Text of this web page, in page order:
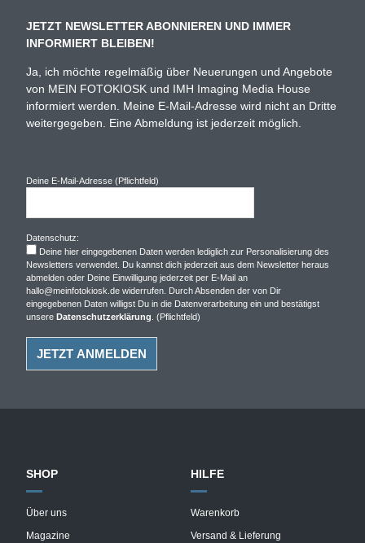
JETZT NEWSLETTER ABONNIEREN UND IMMER
INFORMIERT BLEIBEN!
Ja, ich möchte regelmäßig über Neuerungen und Angebote
von MEIN FOTOKIOSK und IMH Imaging Media House
informiert werden. Meine E-Mail-Adresse wird nicht an Dritte
weitergegeben. Eine Abmeldung ist jederzeit möglich.
Deine E-Mail-Adresse (Pflichtfeld)
Datenschutz:
Deine hier eingegebenen Daten werden lediglich zur Personalisierung des
Newsletters verwendet. Du kannst dich jederzeit aus dem Newsletter heraus
abmelden oder Deine Einwilligung jederzeit per E-Mail an
hallo@meinfotokiosk.de widerrufen. Durch Absenden der von Dir
eingegebenen Daten willigst Du in die Datenverarbeitung ein und bestätigst
unsereDatenschutzerklärung . (Pflichtfeld)
SHOP
Über uns
Magazine
HILFE
Warenkorb
Versand & Lieferung